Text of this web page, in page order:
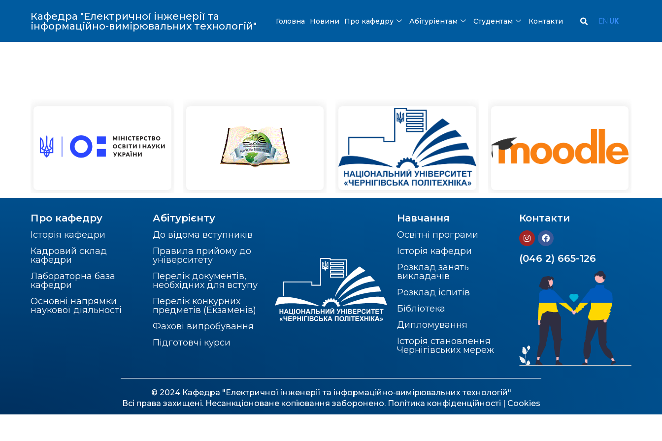
Кафедра "Електричної інженерії та
інформаційно-вимірювальних технологій"
Головна Новини Про кафедру Абітуріентам Студентам Контакти EN UK
Про кафедру
Історія кафедри
Кадровий склад
кафедри
Лабораторна база
кафедри
Основні напрямки
наукової діяльності
Абітурієнту
До відома вступників
Правила прийому до
університету
Перелік документів,
необхідних для вступу
Перелік конкурних
предметів (Екзаменів)
Фахові випробування
Підготовчі курси
Навчання
Освітні програми
Історія кафедри
Розклад занять
викладачів
Розклад іспитів
Бібліотека
Дипломування
Історія становлення
Чернігівських мереж
Контакти
(046 2) 665-126
© 2024 Кафедра "Електричної інженерії та інформаційно-вимірювальних технологій"
Всі права захищені. Несанкціоноване копіювання заборонено. Політика конфіденційності | Cookies